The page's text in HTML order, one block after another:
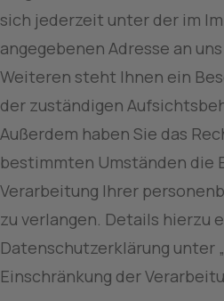
sich jederzeit unter der im
angegebenen Adresse an
Weiteren steht Ihnen ein
der zuständigen
Außerdem haben Sie das
bestimmten Umständen die
Verarbeitung Ihrer
zu verlangen. Details hierzu
Datenschutzerklärung unter
Einschränkung der